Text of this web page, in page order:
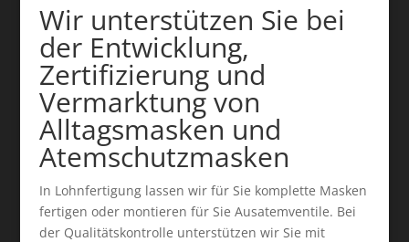
Wir unterstützen Sie bei
der Entwicklung,
Zertifizierung und
Vermarktung von
Alltagsmasken und
Atemschutzmasken
In Lohnfertigung lassen wir für Sie komplette Masken
fertigen oder montieren für Sie Ausatemventile. Bei
der Qualitätskontrolle unterstützen wir Sie mit